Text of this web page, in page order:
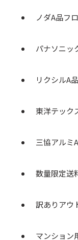
ノダA品フ
パナソニッ
リクシルA
東洋テック
三協アルミ
数量限定送
訳ありアウ
マンション